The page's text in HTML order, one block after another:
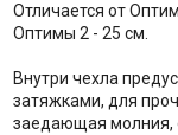
Отличается от
Оптимы 2 - 25 см.
Внутри чехла
затяжками, для
заедающая молния,